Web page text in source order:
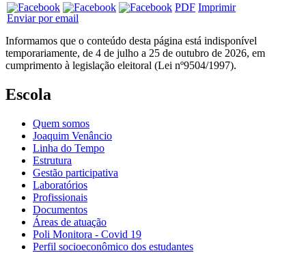
PDF Imprimir
Enviar por email
Informamos que o conteúdo desta página está indisponível
temporariamente, de 4 de julho a 25 de outubro de 2026, em
cumprimento à legislação eleitoral (Lei nº9504/1997).
Escola
Quem somos
Joaquim Venâncio
Linha do Tempo
Estrutura
Gestão participativa
Laboratórios
Profissionais
Documentos
Áreas de atuação
Poli Monitora - Covid 19
Perfil socioeconômico dos estudantes